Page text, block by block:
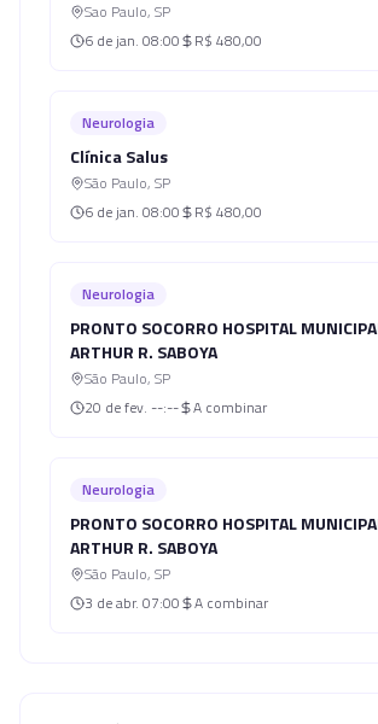
Sao Paulo, SP
6 de jan. 08:00 R$ 480,00
Neurologia
Clínica Salus
São Paulo, SP
6 de jan. 08:00 R$ 480,00
Neurologia
PRONTO SOCORRO HOSPITAL
ARTHUR R. SABOYA
São Paulo, SP
20 de fev. --:-- A combinar
Neurologia
PRONTO SOCORRO HOSPITAL
ARTHUR R. SABOYA
São Paulo, SP
3 de abr. 07:00 A combinar